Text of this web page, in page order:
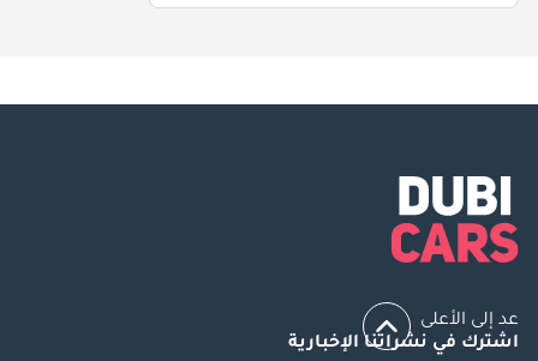
عد إلى الأعلى
اشترك في نشراتنا الإخبارية